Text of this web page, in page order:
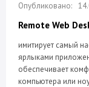
Remote Web
имитирует самый
ярлыками
обеспечивает
компьютера или